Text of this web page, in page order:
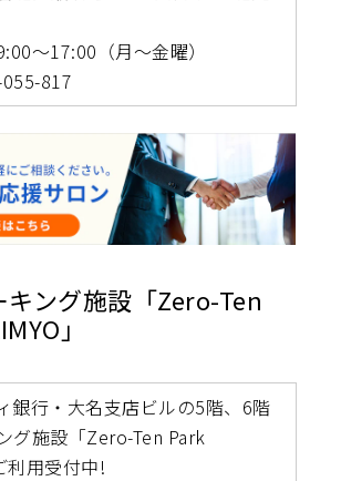
～17:00（月〜金曜）
817
ング施設「Zero-Ten
」
銀行・大名支店ビルの5階、6階
グ施設「Zero-Ten Park
利用受付中!